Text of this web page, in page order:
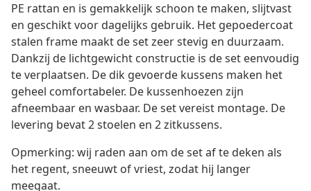
PE rattan en is gemakkelijk schoon te maken, slijtvast
en geschikt voor dagelijks gebruik. Het gepoedercoat
stalen frame maakt de set zeer stevig en duurzaam.
Dankzij de lichtgewicht constructie is de set eenvoudig
te verplaatsen. De dik gevoerde kussens maken het
geheel comfortabeler. De kussenhoezen zijn
afneembaar en wasbaar. De set vereist montage. De
levering bevat 2 stoelen en 2 zitkussens.
Opmerking: wij raden aan om de set af te deken als
het regent, sneeuwt of vriest, zodat hij langer
meegaat.